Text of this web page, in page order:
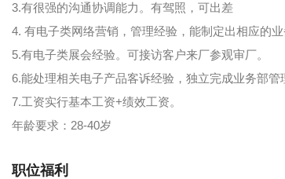
3.有很强的沟通协调能力。有驾照，可出差
4. 有电子类网络营销，管理经验，能制定出相应的
5.有电子类展会经验。可接访客户来厂参观审厂。
6.能处理相关电子产品客诉经验，独立完成业务部管
7.工资实行基本工资+绩效工资。
年龄要求：28-40岁
职位福利